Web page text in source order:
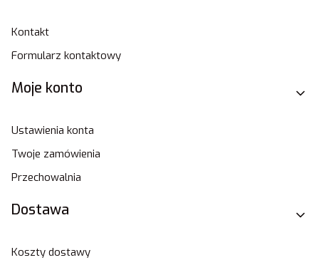
Kontakt
Formularz kontaktowy
Moje konto
Ustawienia konta
Twoje zamówienia
Przechowalnia
Dostawa
Koszty dostawy